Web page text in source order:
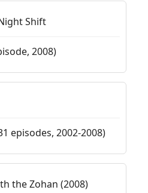
Shift
2008)
episodes, 2002-2008)
the Zohan (2008)